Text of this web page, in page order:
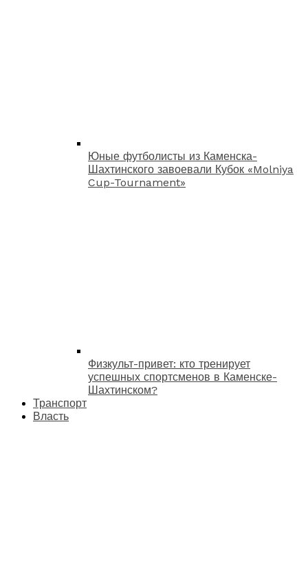
Юные футболисты из Каменска-
Шахтинского завоевали Кубок «Molniya
Cup-Tournament»
Физкульт-привет: кто тренирует
успешных спортсменов в Каменске-
Шахтинском?
Транспорт
Власть